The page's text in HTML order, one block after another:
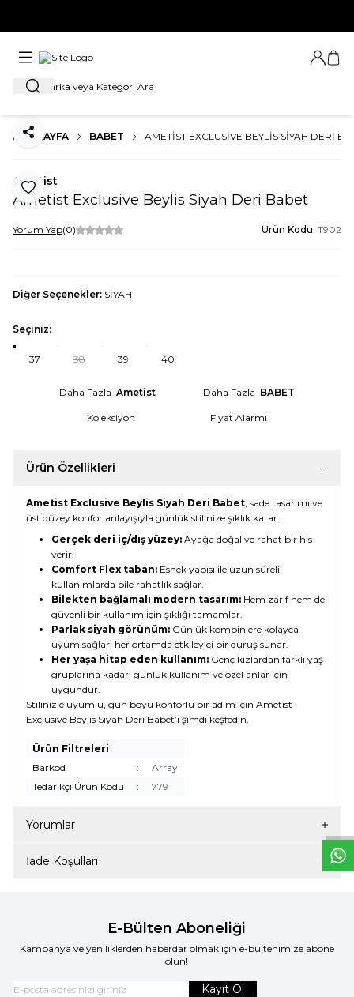
Ara
Giriş
ANA SAYFA BABET AMETIST EXCLUSIVE BEYLIS SIYAH DERI
Favoriye Ekle
Paylaş
Ametist
Ametist Exclusive Beylis Siyah Deri Babet
Yorum Yap(0) Ürün Kodu: T902
Diğer Seçenekler: SİYAH
Seçiniz:
37 38 39 40
Daha Fazla Ametist Daha Fazla BABET
Koleksiyon Fiyat Alarmı
Ürün Özellikleri
Ametist Exclusive Beylis Siyah Deri Babet, sade tasarımı ve
üst düzey konfor anlayışıyla günlük stilinize şıklık katar.
Gerçek deri iç/dış yüzey: Ayağa doğal ve rahat bir his
verir.
Comfort Flex taban: Esnek yapısı ile uzun süreli
kullanımlarda bile rahatlık sağlar.
Bilekten bağlamalı modern tasarım: Hem zarif hem de
güvenli bir kullanım için şıklığı tamamlar.
Parlak siyah görünüm: Günlük kombinlere kolayca
uyum sağlar, her ortamda etkileyici bir duruş sunar.
Her yaşa hitap eden kullanım: Genç kızlardan farklı yaş
gruplarına kadar; günlük kullanım ve özel anlar için
uygundur.
Stilinizle uyumlu, gün boyu konforlu bir adım için Ametist
Exclusive Beylis Siyah Deri Babet’i şimdi keşfedin.
Ürün Filtreleri
Barkod
:
Array
Tedarikçi Ürün Kodu
: 779
Yorumlar
İade Koşulları
E-Bülten Aboneliği
Kampanya ve yeniliklerden haberdar olmak için e-bültenimize abone
olun!
Kayıt Ol